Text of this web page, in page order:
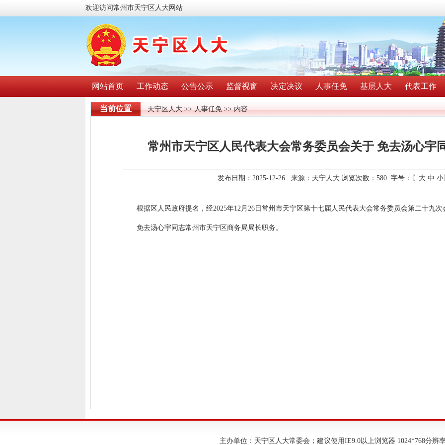
欢迎访问常州市天宁区人大网站
网站首页 工作动态 公告公示 监督视窗 决定决议 人事任免 基层人大 代表工作
当前位置 天宁区人大>>人事任免>> 内容
常州市天宁区人民代表大会常务委员会关于 免去汤心宇
发布日期：2025-12-26 来源：天宁人大 浏览次数： 580字号：〖 大 中 小
根据区人民政府提名，经2025年12月26日常州市天宁区第十七届人民代表大会常务委员会第二十九
免去汤心宇同志常州市天宁区商务局局长职务。
主办单位：天宁区人大常委会；建议使用IE9.0以上浏览器 1024*768分辨